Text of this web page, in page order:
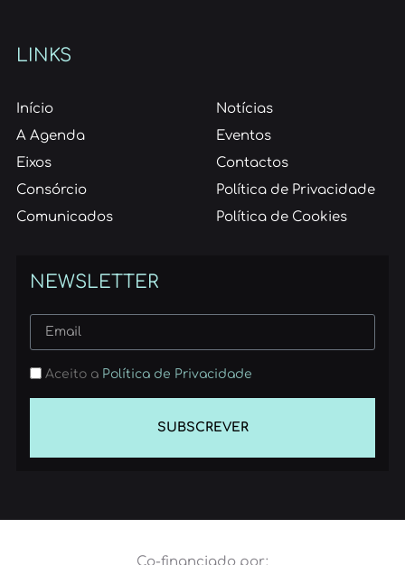
LINKS
Início
A Agenda
Eixos
Consórcio
Comunicados
Notícias
Eventos
Contactos
Política de Privacidade
Política de Cookies
NEWSLETTER
Aceito a Política de Privacidade
SUBSCREVER
Co-financiado por: